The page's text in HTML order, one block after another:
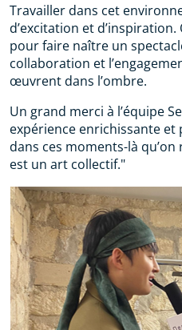
Travailler dans cet
d’excitation et
pour faire naître un
collaboration et
œuvrent dans l’ombre.
Un grand merci à l’équipe
expérience enrichissante et
dans ces moments-là
est un art collectif."